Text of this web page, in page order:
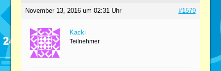
November 13, 2016 um 02:31 Uhr #1579
Kacki
Teilnehmer